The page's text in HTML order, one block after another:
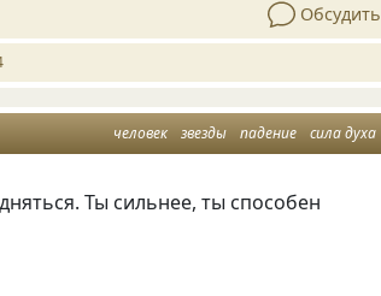
Обсудить
человек звезды падение сила духа
Ты сильнее, ты способен